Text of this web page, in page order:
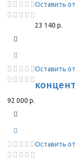
Оставить
23 140 р.
Оставить
92 000 р.
Оставить